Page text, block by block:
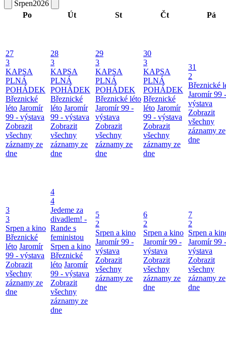
Srpen2026
Po
Út St Čt Pá
27
3
KAPSA
PLNÁ
POHÁDEK
Březnické
léto Jaromír
99 - výstava
Zobrazit
všechny
záznamy ze
dne
28
3
KAPSA
PLNÁ
POHÁDEK
Březnické
léto Jaromír
99 - výstava
Zobrazit
všechny
záznamy ze
dne
29
3
KAPSA
PLNÁ
POHÁDEK
Březnické léto
Jaromír 99 -
výstava
Zobrazit
všechny
záznamy ze
dne
30
3
KAPSA
PLNÁ
POHÁDEK
Březnické
léto Jaromír
99 - výstava
Zobrazit
všechny
záznamy ze
dne
31
2
Březnické
Jaromír 99 -
výstava
Zobrazit
všechny
záznamy ze
dne
3
3
Srpen a kino
Březnické
léto Jaromír
99 - výstava
Zobrazit
všechny
záznamy ze
dne
4
4
Jedeme za
divadlem! -
Rande s
feministou
Srpen a kino
Březnické
léto Jaromír
99 - výstava
Zobrazit
všechny
záznamy ze
dne
5
2
Srpen a kino
Jaromír 99 -
výstava
Zobrazit
všechny
záznamy ze
dne
6
2
Srpen a kino
Jaromír 99 -
výstava
Zobrazit
všechny
záznamy ze
dne
7
2
Srpen a
Jaromír 99 -
výstava
Zobrazit
všechny
záznamy ze
dne